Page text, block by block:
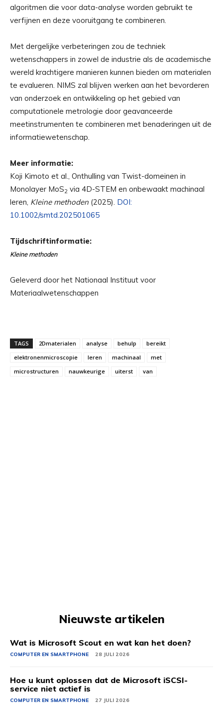
algoritmen die voor data-analyse worden gebruikt te
verfijnen en deze vooruitgang te combineren.
Met dergelijke verbeteringen zou de techniek
wetenschappers in zowel de industrie als de academische
wereld krachtigere manieren kunnen bieden om materialen
te evalueren. NIMS zal blijven werken aan het bevorderen
van onderzoek en ontwikkeling op het gebied van
computationele metrologie door geavanceerde
meetinstrumenten te combineren met benaderingen uit de
informatiewetenschap.
Meer informatie:
Koji Kimoto et al., Onthulling van Twist-domeinen in
Monolayer MoS2 via 4D-STEM en onbewaakt machinaal
leren, Kleine methoden (2025). DOI:
10.1002/smtd.202501065
Tijdschriftinformatie:
Kleine methoden
Geleverd door het Nationaal Instituut voor
Materiaalwetenschappen
TAGS 2Dmaterialen analyse behulp
bereikt
elektronenmicroscopie
leren machinaal
met
microstructuren
nauwkeurige uiterst van
Nieuwste artikelen
Wat is Microsoft Scout en wat kan het doen?
COMPUTER EN SMARTPHONE 28 JULI 2026
Hoe u kunt oplossen dat de Microsoft iSCSI-
service niet actief is
COMPUTER EN SMARTPHONE 27 JULI 2026